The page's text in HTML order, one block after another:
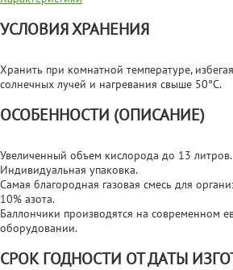
УСЛОВИЯ ХРАНЕНИЯ
Хранить при комнатной температуре,
солнечных лучей и нагревания свыше 50°С.
ОСОБЕННОСТИ (ОПИСАНИЕ)
Увеличенный объем кислорода до 13 литров.
Индивидуальная упаковка.
Самая благородная газовая смесь для
10% азота.
Баллончики производятся на современном
оборудовании.
СРОК ГОДНОСТИ ОТ ДАТЫ